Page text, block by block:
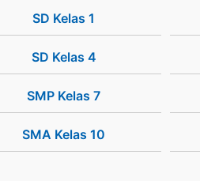
SD Kelas 1
SD Kelas 4
SMP Kelas 7
SMA Kelas 10